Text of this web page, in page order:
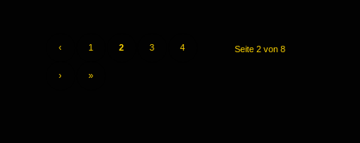
Seite 2 von 8
‹ 1 2 3 4
› »